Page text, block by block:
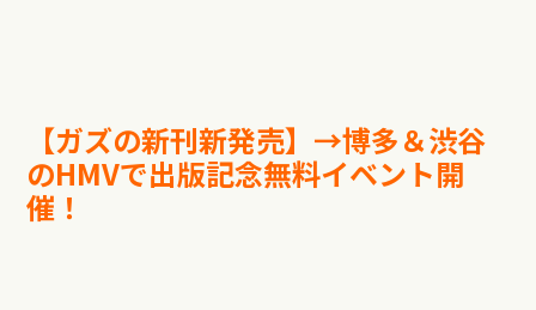
【ガズの新刊新発売】→博多＆渋谷
のHMVで出版記念無料イベント開
催！